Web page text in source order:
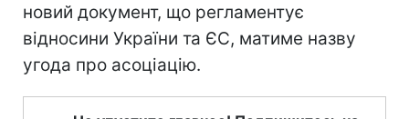
новий документ, що регламентує
відносини України та ЄС, матиме назву
угода про асоціацію.